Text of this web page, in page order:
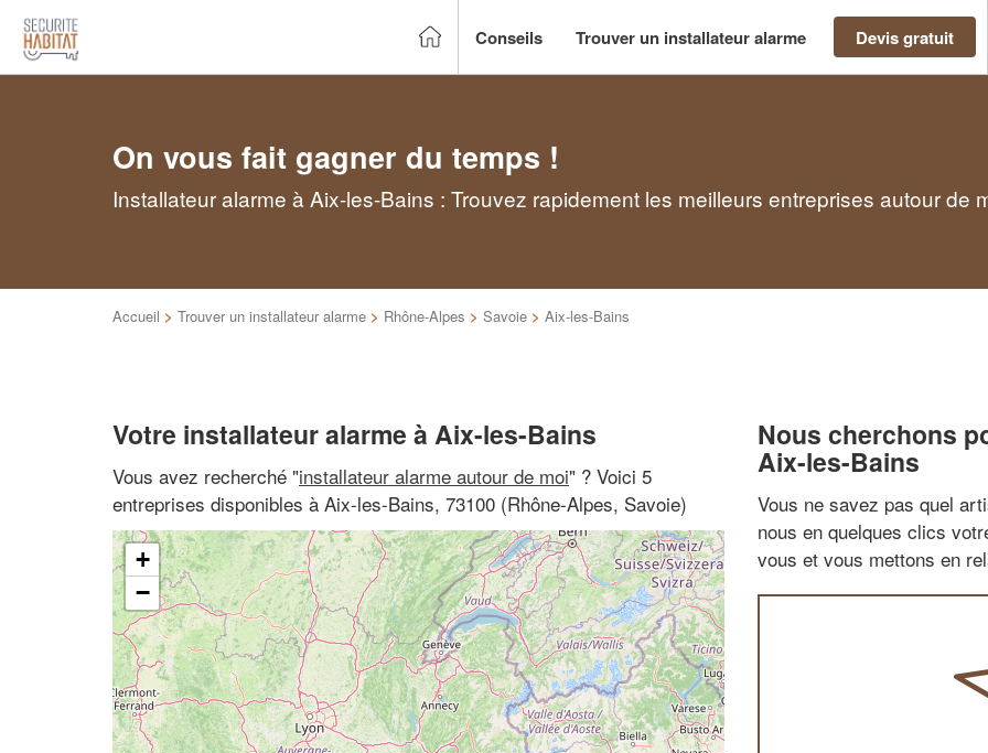
Conseils Trouver un installateur alarme Devis gratuit
On vous fait gagner du temps !
Installateur alarme à Aix-les-Bains : Trouvez rapidement les meilleurs entreprises autour de
Accueil > Trouver un installateur alarme > Rhône-Alpes > Savoie > Aix-les-Bains
Votre installateur alarme à Aix-les-Bains
Vous avez recherché "installateur alarme autour de moi" ? Voici 5
entreprises disponibles à Aix-les-Bains, 73100 (Rhône-Alpes, Savoie)
+
−
Nous cherchons
Aix-les-Bains
Vous ne savez pas quel
nous en quelques clics
vous et vous mettons en